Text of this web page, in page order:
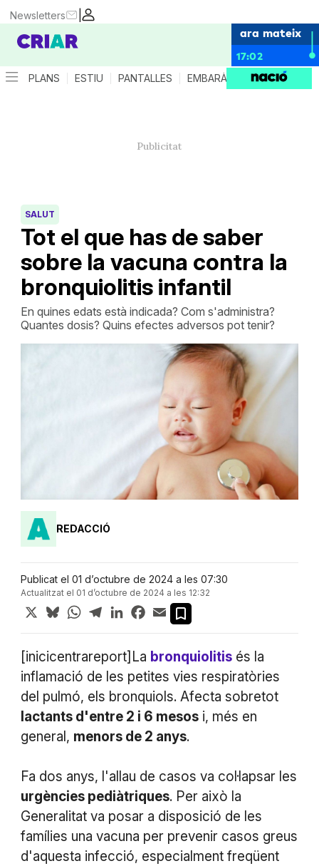
|
Newsletters
ara mateix
17:02
PLANS ESTIU PANTALLES EMBARÀS CRIANÇA
Tot el que has de saber
sobre la vacuna contra la
bronquiolitis infantil
SALUT
En quines edats està indicada? Com s'administra?
Quantes dosis? Quins efectes adversos pot tenir?
REDACCIÓ
Publicat el 01 d’octubre de 2024 a les 07:30
Actualitzat el 01 d’octubre de 2024 a les 12:32
X BlueskyWhatsApp
TelegramLinkedInFacebook
Email
[inicicentrareport]La bronquiolitis és la
inflamació de les petites vies respiratòries
del pulmó, els bronquiols. Afecta sobretot
lactants d'entre 2 i 6 mesosi, més en
general, menors de 2 anys.
Fa dos anys, l'allau de casos va col·lapsar les
urgències pediàtriques. Per això la
Generalitat va posar a disposició de les
famílies una vacuna per prevenir casos greus
d'aquesta infecció, especialment freqüent